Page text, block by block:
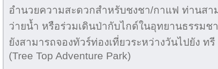
อำนวยความสะดวกสำหรับชงชา/กาแฟ ท่านส
ว่ายน้ำ หรือร่วมเดินป่ากับไกด์ในอุทยานธรรมช
ยังสามารถจองทัวร์ท่องเที่ยวระหว่างวันไปยัง ท
(Tree Top Adventure Park)